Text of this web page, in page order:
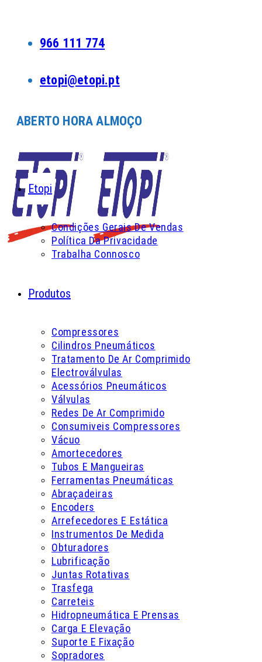
966 111 774
etopi@etopi.pt
ABERTO HORA ALMOÇO
Etopi
Condições Gerais De Vendas
Política Da Privacidade
Trabalha Connosco
Produtos
Compressores
Cilindros Pneumáticos
Tratamento De Ar Comprimido
Electroválvulas
Acessórios Pneumáticos
Válvulas
Redes De Ar Comprimido
Consumiveis Compressores
Vácuo
Amortecedores
Tubos E Mangueiras
Ferramentas Pneumáticas
Abraçadeiras
Encoders
Arrefecedores E Estática
Instrumentos De Medida
Obturadores
Lubrificação
Juntas Rotativas
Trasfega
Carreteis
Hidropneumática E Prensas
Carga E Elevação
Suporte E Fixação
Sopradores